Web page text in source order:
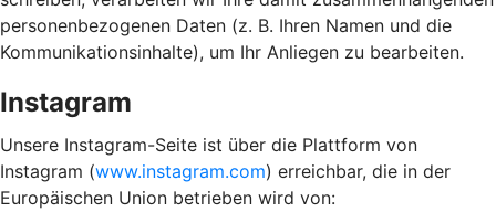
personenbezogenen Daten (z. B. Ihren Namen und die
Kommunikationsinhalte), um Ihr Anliegen zu bearbeiten.
Instagram
Unsere Instagram-Seite ist über die Plattform von
Instagram (www.instagram.com) erreichbar, die in der
Europäischen Union betrieben wird von: